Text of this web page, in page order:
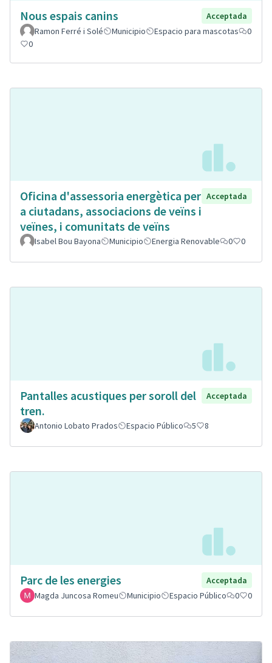
Nous espais canins
Acceptada
Ramon Ferré i Solé
Municipio Espacio para mascotas
0
0
Oficina d'assessoria energètica per
a ciutadans, associacions de veïns i
veïnes, i comunitats de veïns
Acceptada
Isabel Bou Bayona Municipio Energia Renovable 0 0
Pantalles acustiques per soroll del
tren.
Acceptada
Antonio Lobato Prados Espacio Público 5 8
Parc de les energies
Acceptada
Magda Juncosa Romeu
Municipio Espacio Público 0 0